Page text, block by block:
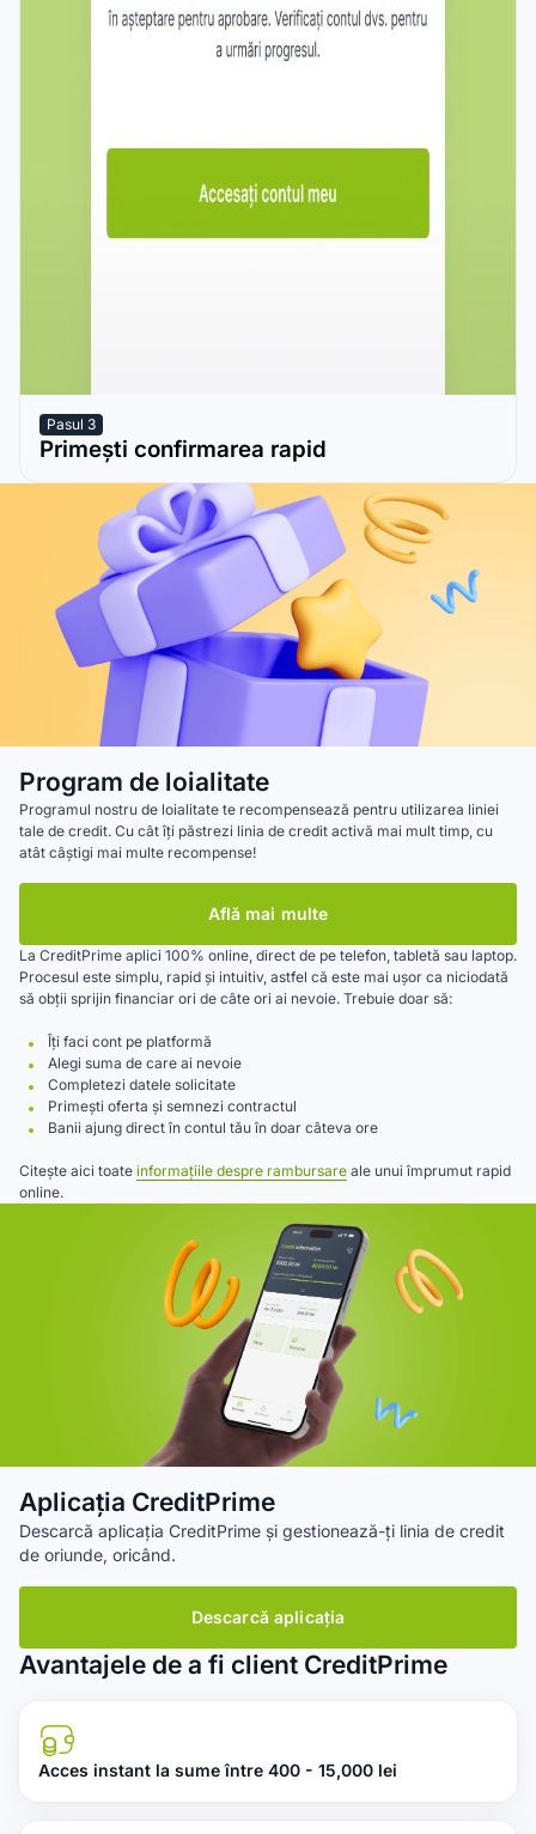
Pasul 3
Primești confirmarea rapid
Program de loialitate
Programul nostru de loialitate te recompensează pentru utilizarea liniei
tale de credit. Cu cât îți păstrezi linia de credit activă mai mult timp, cu
atât câștigi mai multe recompense!
Află mai multe
La CreditPrime aplici 100% online, direct de pe telefon, tabletă sau laptop.
Procesul este simplu, rapid și intuitiv, astfel că este mai ușor ca niciodată
să obții sprijin financiar ori de câte ori ai nevoie. Trebuie doar să:
Îți faci cont pe platformă
Alegi suma de care ai nevoie
Completezi datele solicitate
Primești oferta și semnezi contractul
Banii ajung direct în contul tău în doar câteva ore
Citește aici toate informațiile despre rambursare ale unui împrumut rapid
online.
Aplicația CreditPrime
Descarcă aplicația CreditPrime și gestionează-ți linia de credit
de oriunde, oricând.
Descarcă aplicația
Avantajele de a fi client CreditPrime
Acces instant la sume între 400 - 15,000 lei